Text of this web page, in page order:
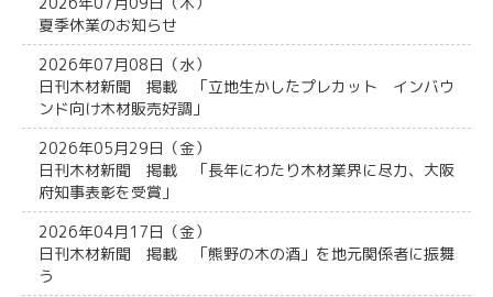
夏季休業のお知らせ
2026年07月08日（水）
日刊木材新聞 掲載 「立地生かしたプレカット インバウ
ンド向け木材販売好調」
2026年05月29日（金）
日刊木材新聞 掲載 「長年にわたり木材業界に尽力、大阪
府知事表彰を受賞」
2026年04月17日（金）
日刊木材新聞 掲載 「熊野の木の酒」を地元関係者に振舞
う